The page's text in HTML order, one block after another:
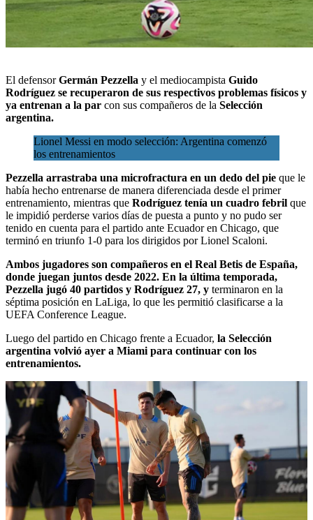
El defensorGermán Pezzella y el mediocampista Guido
Rodríguez se recuperaron de sus respectivos problemas físicos y
ya entrenan a la par con sus compañeros de la Selección
argentina.
Lionel Messi en modo selección: Argentina comenzó
los entrenamientos
Pezzella arrastraba una microfractura en un dedo del pie que le
había hecho entrenarse de manera diferenciada desde el primer
entrenamiento, mientras que Rodríguez tenía un cuadro febril que
le impidió perderse varios días de puesta a punto y no pudo ser
tenido en cuenta para el partido ante Ecuador en Chicago, que
terminó en triunfo 1-0 para los dirigidos por Lionel Scaloni.
Ambos jugadores son compañeros en el Real Betis de España,
donde juegan juntos desde 2022. En la última temporada,
Pezzella jugó 40 partidos y Rodríguez 27, y terminaron en la
séptima posición en LaLiga, lo que les permitió clasificarse a la
UEFA Conference League.
Luego del partido en Chicago frente a Ecuador, la Selección
argentina volvió ayer a Miami para continuar con los
entrenamientos.